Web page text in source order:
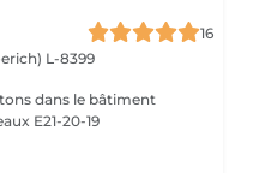
16
L-8399
dans le bâtiment
E21-20-19